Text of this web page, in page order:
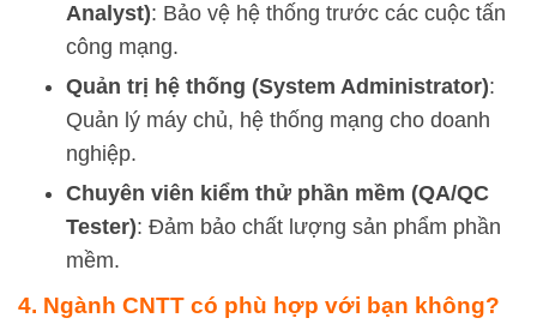
Analyst): Bảo vệ hệ thống trước các cuộc tấn
công mạng.
Quản trị hệ thống (System Administrator):
Quản lý máy chủ, hệ thống mạng cho doanh
nghiệp.
Chuyên viên kiểm thử phần mềm (QA/QC
Tester): Đảm bảo chất lượng sản phẩm phần
mềm.
4. Ngành CNTT có phù hợp với bạn không?